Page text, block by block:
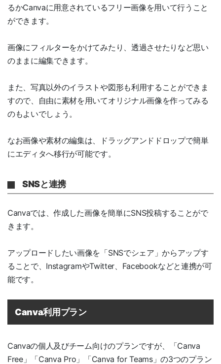
るかCanvaに用意されているフリー画像を用いて行うこと
ができます。
画像にフィルターをかけてみたり、透過させたりなど思い
のままに編集できます。
また、写真以外のイラストや図形も利用することができま
すので、自由に素材を用いてオリジナル画像を作ってみる
のもよいでしょう。
なお画像や素材の編集は、ドラッグアンドドロップで簡単
にエディタへ移行が可能です。
SNSと連携
Canvaでは、作成した画像を簡単にSNS投稿することがで
きます。
アップロードしたい画像を「SNSでシェア」からアップす
ることで、InstagramやTwitter、Facebookなどと連携が可
能です。
Canva利用プラン
Canvaの個人及びチーム向けのプランですが、「Canva
Free」「Canva Pro」「Canva for Teams」の3つのプラン